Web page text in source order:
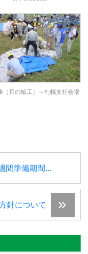
（月の輪工）～札幌支社会場
間準備期間...
針について